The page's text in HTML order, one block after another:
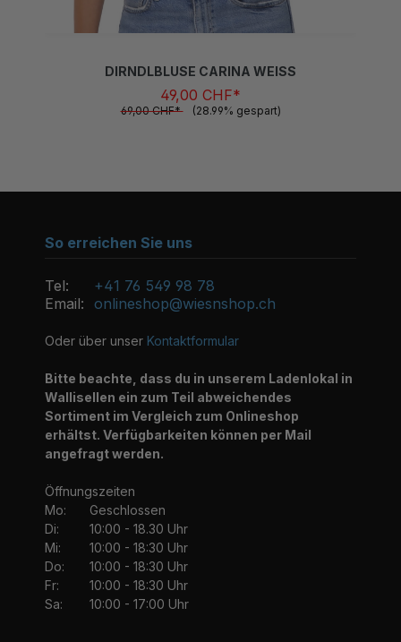
49,00 CHF*
69,00 CHF* (28.99% gespart)
So erreichen Sie uns
Tel:
+41 76 549 98 78
Email: onlineshop@wiesnshop.ch
Oder über unser Kontaktformular
Bitte beachte, dass du in unserem Ladenlokal in
Wallisellen ein zum Teil abweichendes
Sortiment im Vergleich zum Onlineshop
erhältst. Verfügbarkeiten können per Mail
angefragt werden.
Öffnungszeiten
Mo:
Geschlossen
Di:
10:00 - 18.30 Uhr
Mi:
10:00 - 18:30 Uhr
Do:
10:00 - 18:30 Uhr
Fr:
10:00 - 18:30 Uhr
Sa:
10:00 - 17:00 Uhr